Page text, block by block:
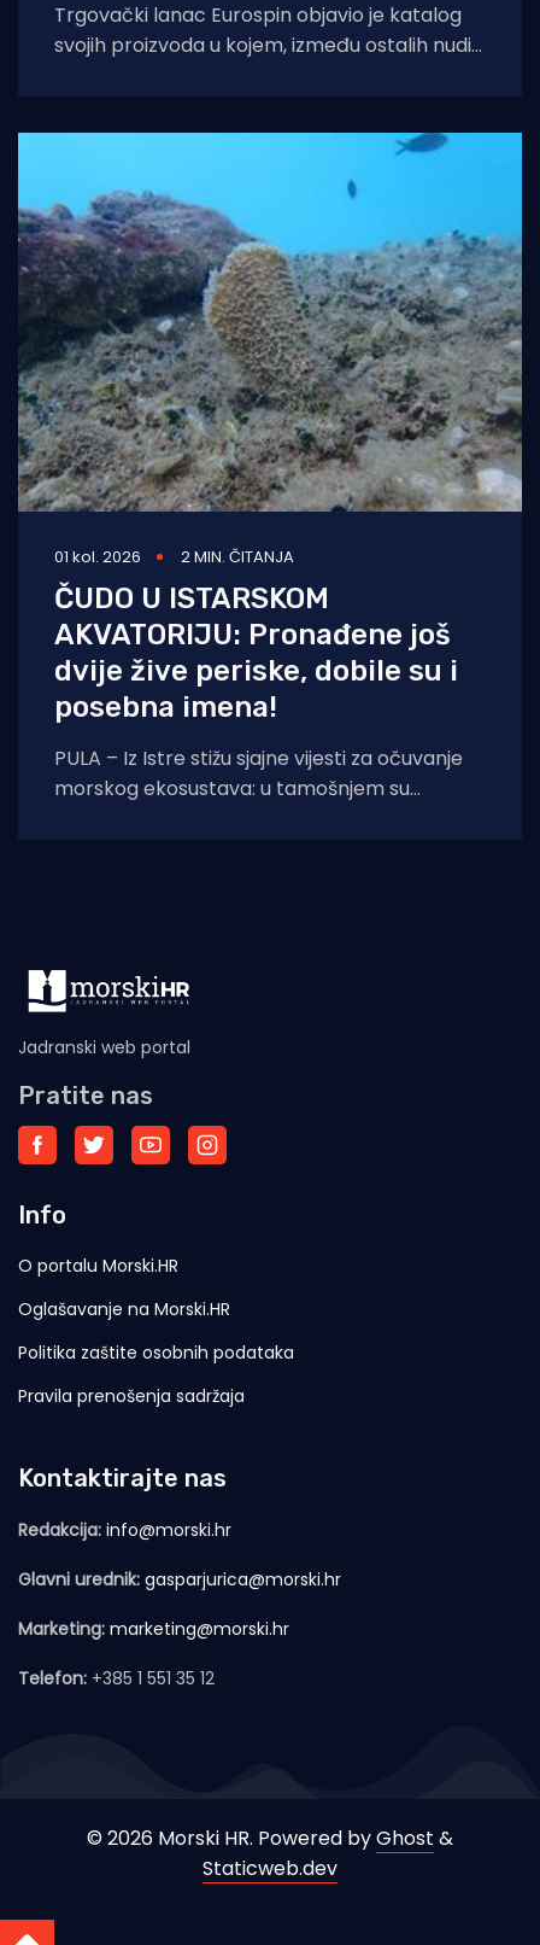
Trgovački lanac Eurospin objavio je katalog
svojih proizvoda u kojem, između ostalih nudi
01 kol. 2026 2 MIN. ČITANJA
ČUDO U ISTARSKOM
AKVATORIJU: Pronađene još
dvije žive periske, dobile su i
posebna imena!
PULA – Iz Istre stižu sjajne vijesti za očuvanje
morskog ekosustava: u tamošnjem su
Jadranski web portal
Pratite nas
Info
O portalu Morski.HR
Oglašavanje na Morski.HR
Politika zaštite osobnih podataka
Pravila prenošenja sadržaja
Kontaktirajte nas
Redakcija: info@morski.hr
Glavni urednik: gasparjurica@morski.hr
Marketing: marketing@morski.hr
Telefon: +385 1 551 35 12
© 2026 Morski HR. Powered byGhost &
Staticweb.dev